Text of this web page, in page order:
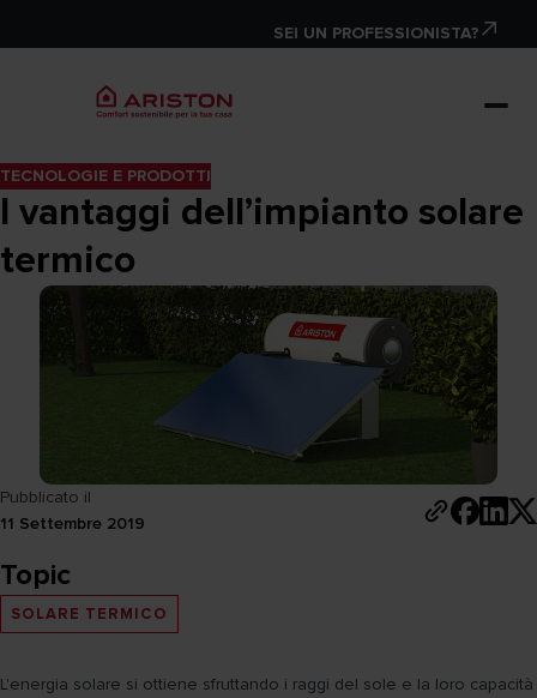
SEI UN PROFESSIONISTA?
TECNOLOGIE E PRODOTTI
I vantaggi dell’impianto solare
termico
Pubblicato il
11 Settembre 2019
Topic
SOLARE TERMICO
L'energia solare si ottiene sfruttando i raggi del sole e la loro capacità